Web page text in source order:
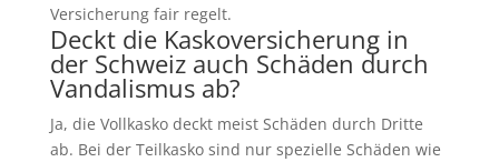
Versicherung fair regelt.
Deckt die Kaskoversicherung in
der Schweiz auch Schäden durch
Vandalismus ab?
Ja, die Vollkasko deckt meist Schäden durch Dritte
ab. Bei der Teilkasko sind nur spezielle Schäden wie